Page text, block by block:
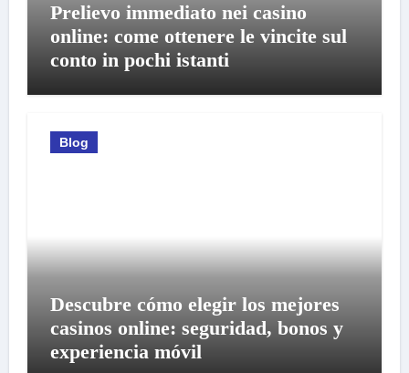
Prelievo immediato nei casino
online: come ottenere le vincite sul
conto in pochi istanti
Blog
Descubre cómo elegir los mejores
casinos online: seguridad, bonos y
experiencia móvil